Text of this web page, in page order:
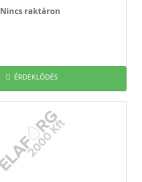
Nincs raktáron
ÉRDEKLŐDÉS